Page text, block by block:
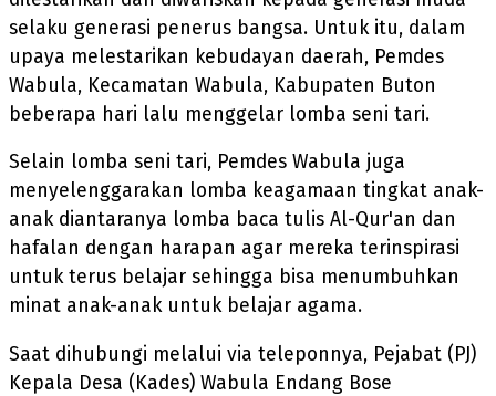
selaku generasi penerus bangsa. Untuk itu, dalam
upaya melestarikan kebudayan daerah, Pemdes
Wabula, Kecamatan Wabula, Kabupaten Buton
beberapa hari lalu menggelar lomba seni tari.
Selain lomba seni tari, Pemdes Wabula juga
menyelenggarakan lomba keagamaan tingkat anak-
anak diantaranya lomba baca tulis Al-Qur'an dan
hafalan dengan harapan agar mereka terinspirasi
untuk terus belajar sehingga bisa menumbuhkan
minat anak-anak untuk belajar agama.
Saat dihubungi melalui via teleponnya, Pejabat (PJ)
Kepala Desa (Kades) Wabula Endang Bose